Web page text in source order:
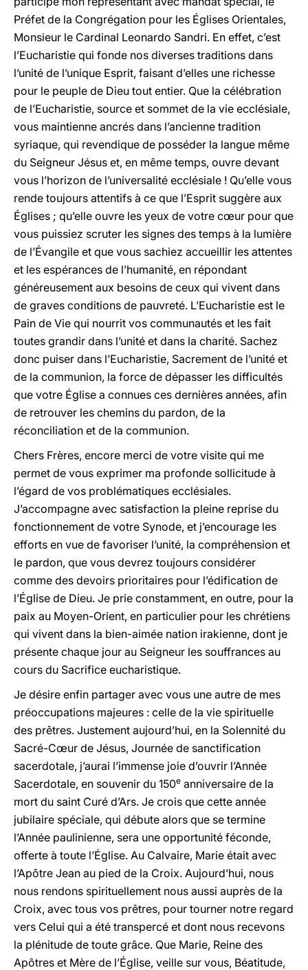
Préfet de la Congrégation pour les Églises Orientales,
Monsieur le Cardinal Leonardo Sandri. En effet, c’est
l’Eucharistie qui fonde nos diverses traditions dans
l’unité de l’unique Esprit, faisant d’elles une richesse
pour le peuple de Dieu tout entier. Que la célébration
de l’Eucharistie, source et sommet de la vie ecclésiale,
vous maintienne ancrés dans l’ancienne tradition
syriaque, qui revendique de posséder la langue même
du Seigneur Jésus et, en même temps, ouvre devant
vous l’horizon de l’universalité ecclésiale ! Qu’elle vous
rende toujours attentifs à ce que l’Esprit suggère aux
Églises ; qu’elle ouvre les yeux de votre cœur pour que
vous puissiez scruter les signes des temps à la lumière
de l’Évangile et que vous sachiez accueillir les attentes
et les espérances de l’humanité, en répondant
généreusement aux besoins de ceux qui vivent dans
de graves conditions de pauvreté. L’Eucharistie est le
Pain de Vie qui nourrit vos communautés et les fait
toutes grandir dans l’unité et dans la charité. Sachez
donc puiser dans l’Eucharistie, Sacrement de l’unité et
de la communion, la force de dépasser les difficultés
que votre Église a connues ces dernières années, afin
de retrouver les chemins du pardon, de la
réconciliation et de la communion.
Chers Frères, encore merci de votre visite qui me
permet de vous exprimer ma profonde sollicitude à
l’égard de vos problématiques ecclésiales.
J’accompagne avec satisfaction la pleine reprise du
fonctionnement de votre Synode, et j’encourage les
efforts en vue de favoriser l’unité, la compréhension et
le pardon, que vous devrez toujours considérer
comme des devoirs prioritaires pour l’édification de
l’Église de Dieu. Je prie constamment, en outre, pour la
paix au Moyen-Orient, en particulier pour les chrétiens
qui vivent dans la bien-aimée nation irakienne, dont je
présente chaque jour au Seigneur les souffrances au
cours du Sacrifice eucharistique.
Je désire enfin partager avec vous une autre de mes
préoccupations majeures : celle de la vie spirituelle
des prêtres. Justement aujourd’hui, en la Solennité du
Sacré-Cœur de Jésus, Journée de sanctification
sacerdotale, j’aurai l’immense joie d’ouvrir l’Année
Sacerdotale, en souvenir du 150e anniversaire de la
mort du saint Curé d’Ars. Je crois que cette année
jubilaire spéciale, qui débute alors que se termine
l’Année paulinienne, sera une opportunité féconde,
offerte à toute l’Église. Au Calvaire, Marie était avec
l’Apôtre Jean au pied de la Croix. Aujourd’hui, nous
nous rendons spirituellement nous aussi auprès de la
Croix, avec tous vos prêtres, pour tourner notre regard
vers Celui qui a été transpercé et dont nous recevons
la plénitude de toute grâce. Que Marie, Reine des
Apôtres et Mère de l’Église, veille sur vous, Béatitude,